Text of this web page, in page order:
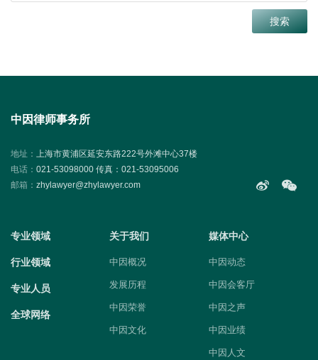
中因律师事务所
地址： 上海市黄浦区延安东路222号外滩中心37楼
电话： 021-53098000 传真：021-53095006
邮箱： zhylawyer@zhylawyer.com
专业领域
行业领域
专业人员
全球网络
关于我们
中因概况
发展历程
中因荣誉
中因文化
媒体中心
中因动态
中因会客厅
中因之声
中因业绩
中因人文